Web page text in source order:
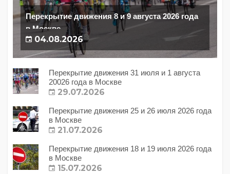
Перекрытие движения 8 и 9 августа 2026 года
в Москве
04.08.2026
Перекрытие движения 31 июля и 1 августа
20026 года в Москве
29.07.2026
Перекрытие движения 25 и 26 июля 2026 года
в Москве
21.07.2026
Перекрытие движения 18 и 19 июля 2026 года
в Москве
15.07.2026